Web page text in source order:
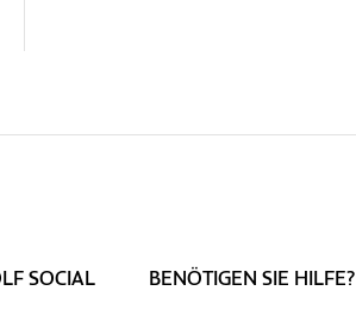
SOCIAL
BENÖTIGEN SIE HILFE?